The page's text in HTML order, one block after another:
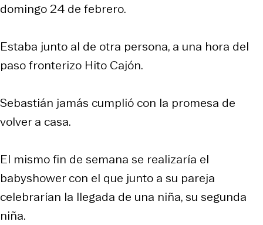
domingo 24 de febrero.
Estaba junto al de otra persona, a una hora del
paso fronterizo Hito Cajón.
Sebastián jamás cumplió con la promesa de
volver a casa.
El mismo fin de semana se realizaría el
babyshower con el que junto a su pareja
celebrarían la llegada de una niña, su segunda
niña.